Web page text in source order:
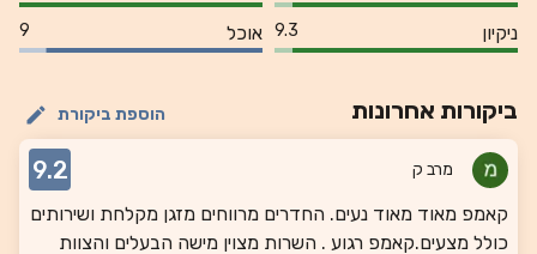
ניקיון 9.3 אוכל 9
ביקורות אחרונות הוספת ביקורת
מרב ק 9.2
קאמפ מאוד מאוד נעים. החדרים מרווחים מזגן מקלחת ושירותים
כולל מצעים.קאמפ רגוע . השרות מצוין מישה הבעלים והצוות